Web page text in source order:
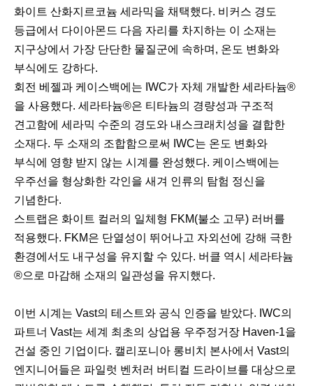
화이트 산화지르코늄 세라믹을 채택했다. 비커스 경도
등급에서 다이아몬드 다음 자리를 차지하는 이 소재는
지구상에서 가장 단단한 물질군에 속하며, 온도 변화와
부식에도 강하다.
회전 베젤과 케이스백에는 IWC가 자체 개발한 세라타늄®
을 사용했다. 세라타늄®은 티타늄의 경량성과 구조적
견고함에 세라믹 수준의 경도와 내스크래치성을 결합한
소재다. 두 소재의 조합함으로써 IWC는 온도 변화와
부식에 영향 받지 않는 시계를 완성했다. 케이스백에는
우주선을 형상화한 각인을 새겨 인류의 탐험 정신을
기념한다.
스트랩은 화이트 컬러의 일체형 FKM(불소 고무) 러버를
적용했다. FKM은 단열성이 뛰어나고 자외선에 강해 극한
환경에서도 내구성을 유지할 수 있다. 버클 역시 세라타늄
®으로 마감해 소재의 일관성을 유지했다.
이번 시계는 Vast의 테스트와 공식 인증을 받았다. IWC의
파트너 Vast는 세계 최초의 상업용 우주정거장 Haven-1을
건설 중인 기업이다. 캘리포니아 롱비치 본사에서 Vast의
엔지니어들은 파일럿 벤처러 버티컬 드라이브를 대상으로